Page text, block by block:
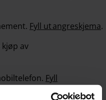
Fyll ut angreskjema.
av
Fyll